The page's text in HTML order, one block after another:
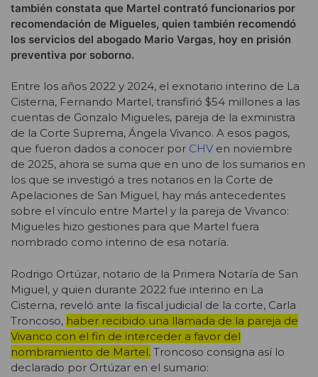
también constata que Martel contrató funcionarios por
recomendación de Migueles, quien también recomendó
los servicios del abogado Mario Vargas, hoy en prisión
preventiva por soborno.
Entre los años 2022 y 2024, el exnotario interino de La
Cisterna, Fernando Martel, transfirió $54 millones a las
cuentas de Gonzalo Migueles, pareja de la exministra
de la Corte Suprema, Ángela Vivanco. A esos pagos,
que fueron dados a conocer por CHVen noviembre
de 2025, ahora se suma que en uno de los sumarios en
los que se investigó a tres notarios en la Corte de
Apelaciones de San Miguel, hay más antecedentes
sobre el vínculo entre Martel y la pareja de Vivanco:
Migueles hizo gestiones para que Martel fuera
nombrado como interino de esa notaría.
Rodrigo Ortúzar, notario de la Primera Notaría de San
Miguel, y quien durante 2022 fue interino en La
Cisterna, reveló ante la fiscal judicial de la corte, Carla
Troncoso, haber recibido una llamada de la pareja de
Vivanco con el fin de interceder a favor del
nombramiento de Martel. Troncoso consigna así lo
declarado por Ortúzar en el sumario: